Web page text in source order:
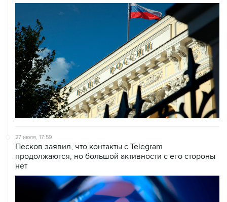
27 июля, 17:59
Песков заявил, что контакты с Telegram
продолжаются, но большой активности с его стороны
нет